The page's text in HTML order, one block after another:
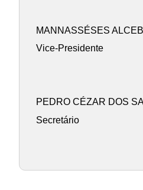
MANNASSÉSES
Vice-Presidente
PEDRO CÉZAR DOS
Secretário